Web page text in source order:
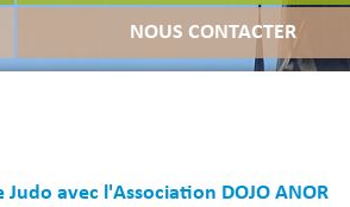
NOUS CONTACTER
Judo avec l'Association DOJO ANOR